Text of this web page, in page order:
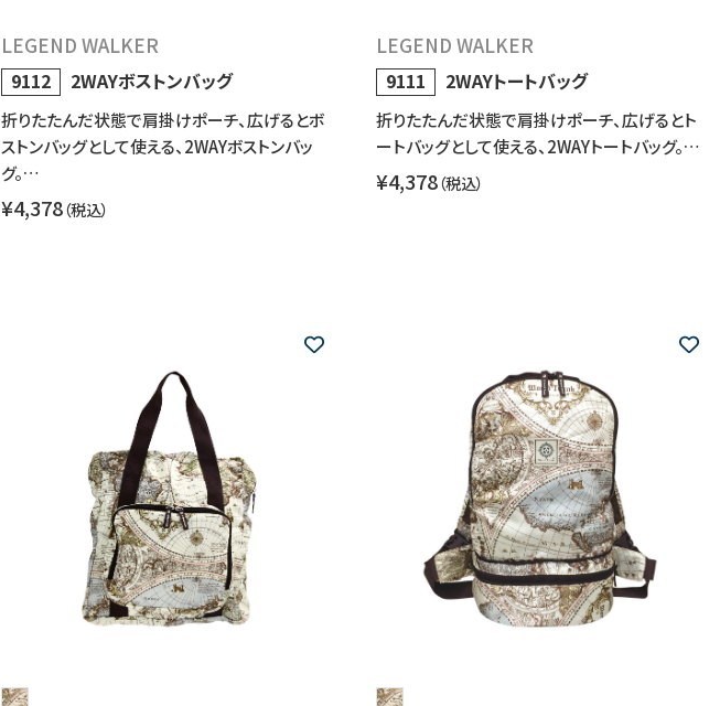
LEGEND WALKER
9112 2WAYボストンバッグ
折りたたんだ状態で肩掛けポーチ、広げるとボ
ストンバッグとして使える、2WAYボストンバッ
グ。…
¥4,378（税込）
LEGEND WALKER
9111 2WAYトートバッグ
折りたたんだ状態で肩掛けポーチ、広げるとト
ートバッグとして使える、2WAYトートバッグ。…
¥4,378（税込）